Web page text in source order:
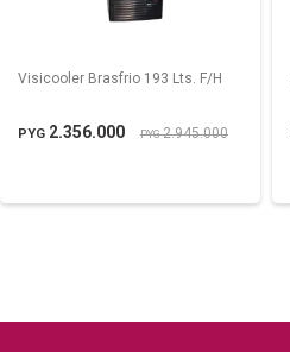
Visicooler Brasfrio 193 Lts. F/H
PYG 2.356.000 PYG2.945.000